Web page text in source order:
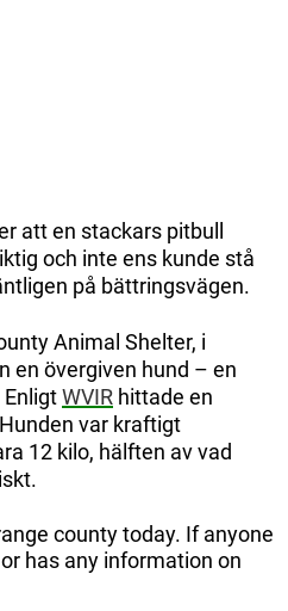
att en stackars pitbull
och inte ens kunde stå
på bättringsvägen.
Animal Shelter, i
en övergiven hund – en
WVIR hittade en
var kraftigt
12 kilo, hälften av vad
county today. If anyone
has any information on